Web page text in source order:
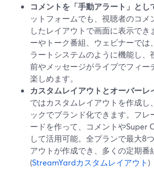
コメントを「手動アラート」とし
ットフォームでも、視聴者のコメ
したレイアウトで画面に表示でき
ーやトーク番組、ウェビナーでは
ラートシステムのように機能し、
前やメッセージがライブでフィー
楽しめます。
カスタムレイアウトとオーバーレ
ではカスタムレイアウトを作成し
ックでブランド化できます。フレ
ードを作って、コメントやSuper
して活用可能。全プランで最大8
アウトが作成でき、多くの定期番
(StreamYardカスタムレイアウト )